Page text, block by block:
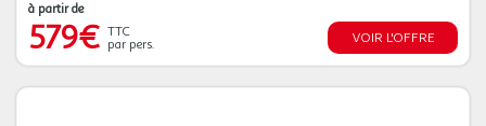
à partir de
579€ TTC
par pers.
VOIR L'OFFRE